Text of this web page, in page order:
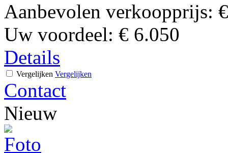
Aanbevolen verkoopprijs:
Uw voordeel: € 6.050
Details
Vergelijken Vergelijken
Contact
Nieuw